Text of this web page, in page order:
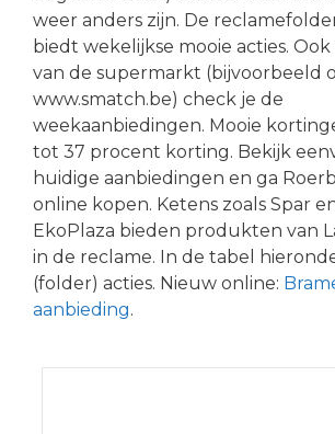
weer anders zijn. De
biedt wekelijkse mooie acties.
van de supermarkt (bijvoorbeeld
www.smatch.be) check je de
weekaanbiedingen. Mooie
tot 37 procent korting. Bekijk
huidige aanbiedingen en ga
online kopen. Ketens zoals Spar
EkoPlaza bieden produkten van
in de reclame. In de tabel
(folder) acties. Nieuw online:
aanbieding.